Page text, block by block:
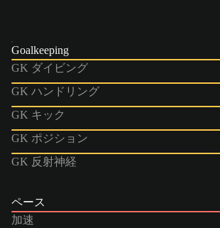
Goalkeeping
GK ダイビング
GK ハンドリング
GK キック
GK ポジション
GK 反射神経
ペース
加速